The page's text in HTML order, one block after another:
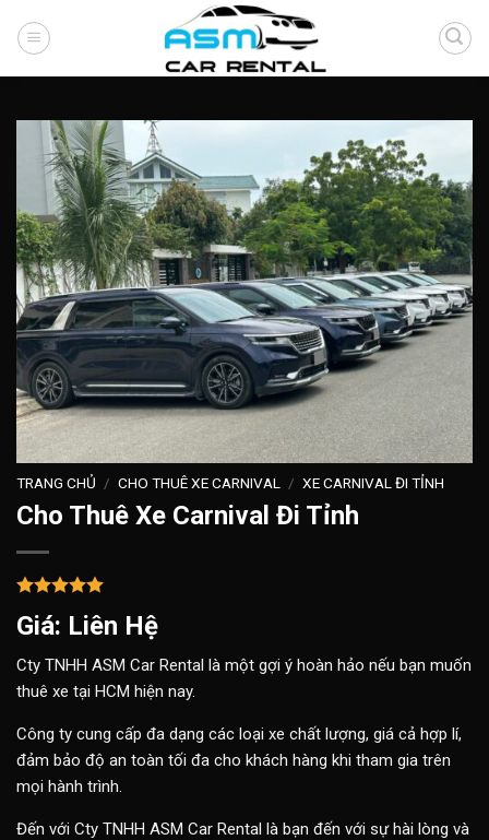
TRANG CHỦ / CHO THUÊ XE CARNIVAL / XE CARNIVAL ĐI TỈNH
Cho Thuê Xe Carnival Đi Tỉnh
Giá: Liên Hệ
Cty TNHH ASM Car Rental là một gợi ý hoàn hảo nếu bạn muốn
thuê xe tại HCM hiện nay.
Công ty cung cấp đa dạng các loại xe chất lượng, giá cả hợp lí,
đảm bảo độ an toàn tối đa cho khách hàng khi tham gia trên
mọi hành trình.
Đến với Cty TNHH ASM Car Rental là bạn đến với sự hài lòng và